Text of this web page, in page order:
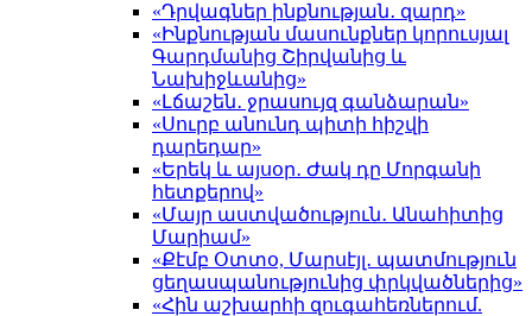
«Դրվագներ ինքնության․ զարդ»
«Ինքնության մասունքներ կորուսյալ
Գարդմանից Շիրվանից և
Նախիջևանից»
«Լճաշեն․ ջրասույզ գանձարան»
«Սուրբ անունդ պիտի հիշվի
դարեդար»
«Երեկ և այսօր․ Ժակ դը Մորգանի
հետքերով»
«Մայր աստվածություն․ Անահիտից
Մարիամ»
«Քէմբ Օտտօ, Մարսէյլ․ պատմություն
ցեղասպանությունից փրկվածներից»
«Հին աշխարհի զուգահեռներում.